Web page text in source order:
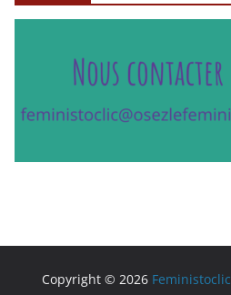
Copyright © 2026 Feministoclic